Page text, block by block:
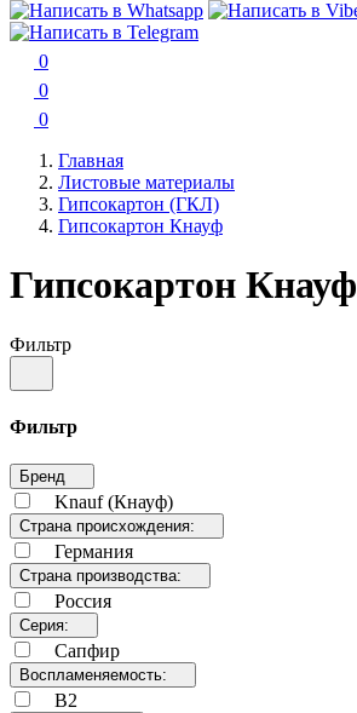
0
0
0
Главная
Листовые материалы
Гипсокартон (ГКЛ)
Гипсокартон Кнауф
Гипсокартон Кнауф
Фильтр
Фильтр
Бренд
Knauf (Кнауф)
Страна происхождения:
Германия
Страна производства:
Россия
Серия:
Сапфир
Воспламеняемость:
В2